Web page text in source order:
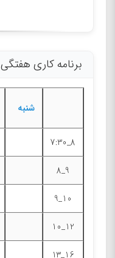
برنامه کاری هفتگی
شنبه
8_7:30
9_8
10_9
12_10
16_13